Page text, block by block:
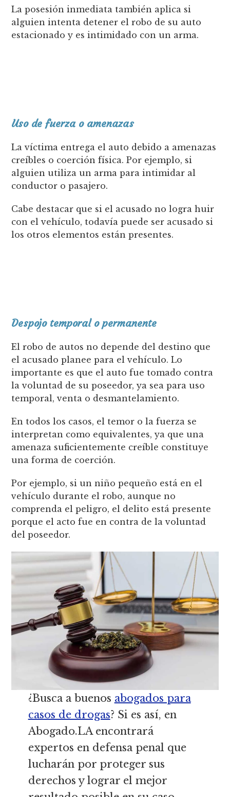
La posesión inmediata también aplica si
alguien intenta detener el robo de su auto
estacionado y es intimidado con un arma.
Uso de fuerza o amenazas
La víctima entrega el auto debido a amenazas
creíbles o coerción física. Por ejemplo, si
alguien utiliza un arma para intimidar al
conductor o pasajero.
Cabe destacar que si el acusado no logra huir
con el vehículo, todavía puede ser acusado si
los otros elementos están presentes.
Despojo temporal o permanente
El robo de autos no depende del destino que
el acusado planee para el vehículo. Lo
importante es que el auto fue tomado contra
la voluntad de su poseedor, ya sea para uso
temporal, venta o desmantelamiento.
En todos los casos, el temor o la fuerza se
interpretan como equivalentes, ya que una
amenaza suficientemente creíble constituye
una forma de coerción.
Por ejemplo, si un niño pequeño está en el
vehículo durante el robo, aunque no
comprenda el peligro, el delito está presente
porque el acto fue en contra de la voluntad
del poseedor.
¿Busca a buenos abogados para
casos de drogas? Si es así, en
Abogado.LA encontrará
expertos en defensa penal que
lucharán por proteger sus
derechos y lograr el mejor